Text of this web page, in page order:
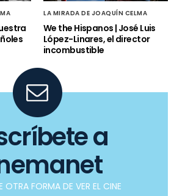
LA MIRADA DE JOAQUÍN CELMA
We the Hispanos | José Luis
López-Linares, el director
incombustible
a
OTRA FORMA DE VER EL CINE